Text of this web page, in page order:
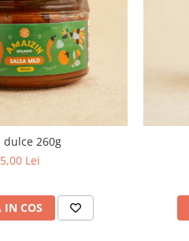
dulce 260g
Lei
IN COS